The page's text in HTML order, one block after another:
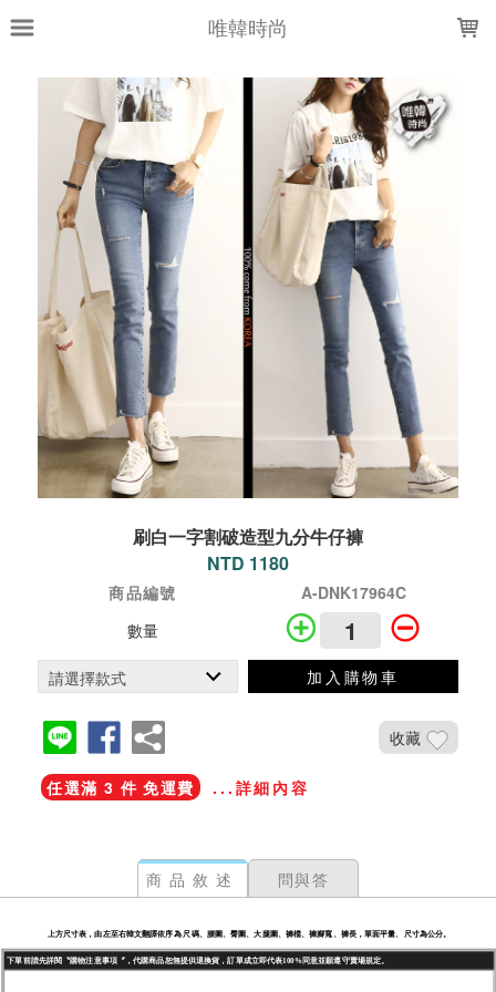
唯韓時尚
刷白一字割破造型九分牛仔褲
NTD 1180
商品編號
A-DNK17964C
數量
加入購物車
收藏
任選滿 3 件 免運費 ...詳細內容
商品敘述 問與答